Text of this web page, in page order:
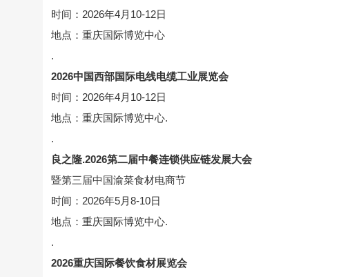
时间：2026年4月10-12日
地点：重庆国际博览中心
.
2026中国西部国际电线电缆工业展览会
时间：2026年4月10-12日
地点：重庆国际博览中心.
.
良之隆.2026第二届中餐连锁供应链发展大会
暨第三届中国渝菜食材电商节
时间：2026年5月8-10日
地点：重庆国际博览中心.
.
2026重庆国际餐饮食材展览会